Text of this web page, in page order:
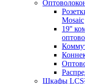
Mosaic
19''
Шкафы